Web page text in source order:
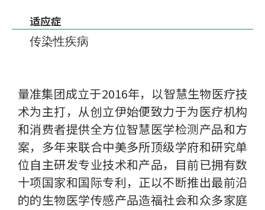
适应症
传染性疾病
量准集团成立于2016年，以智慧生物医疗技
术为主打，从创立伊始便致力于为医疗机构
和消费者提供全方位智慧医学检测产品和方
案，多年来联合中美多所顶级学府和研究单
位自主研发专业技术和产品，目前已拥有数
十项国家和国际专利，正以不断推出最前沿
的的生物医学传感产品造福社会和众多家庭